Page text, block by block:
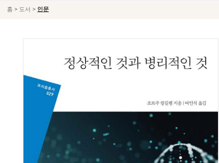
홈 > 도서 > 인문